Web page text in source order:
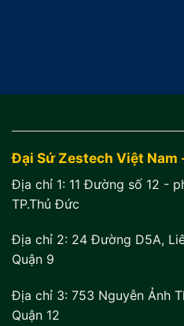
Đại Sứ Zestech Việt Nam
Địa chỉ 1: 11 Đường số 12 -
TP.Thủ Đức
Địa chỉ 2: 24 Đường D5A,
Quận 9
Địa chỉ 3: 753 Nguyễn Ảnh
Quận 12